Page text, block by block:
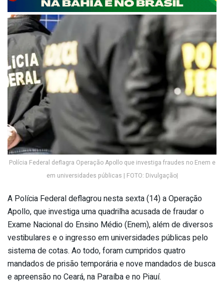
Polícia Federal deflagra Operação Apollo que investiga fraudes no Enem e
em universidades públicas | FOTO: Divulgação|
A Polícia Federal deflagrou nesta sexta (14) a Operação
Apollo, que investiga uma quadrilha acusada de fraudar o
Exame Nacional do Ensino Médio (Enem), além de diversos
vestibulares e o ingresso em universidades públicas pelo
sistema de cotas. Ao todo, foram cumpridos quatro
mandados de prisão temporária e nove mandados de busca
e apreensão no Ceará, na Paraíba e no Piauí.